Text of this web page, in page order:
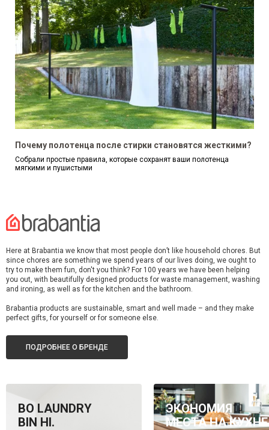
Почему полотенца после стирки становятся жесткими?
Собрали простые правила, которые сохранят ваши полотенца
мягкими и пушистыми
Here at Brabantia we know that most people don’t like household chores. But
since chores are something we spend years of our lives doing, we ought to
try to make them fun, don't you think? For 100 years we have been helping
you out, with beautifully designed products for waste management, washing
and ironing, as well as for the kitchen and the bathroom.
Brabantia products are sustainable, smart and well made – and they make
perfect gifts, for yourself or for someone else.
ПОДРОБНЕЕ О БРЕНДЕ
BO LAUNDRY
BIN HI.
ЭКОНОМИЯ
МЕСТА НА